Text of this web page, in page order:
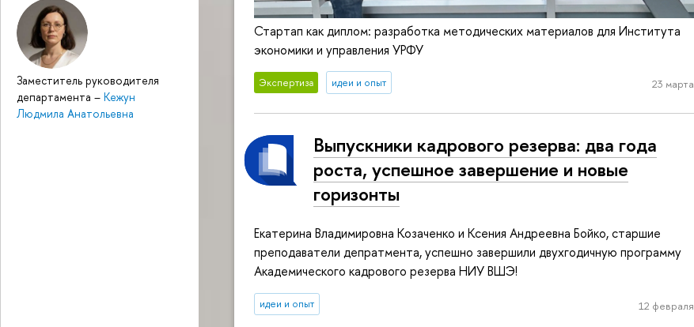
Заместитель руководителя
департамента – Кежун
Людмила Анатольевна
Стартап как диплом: разработка методических материалов для Института
экономики и управления УРФУ
Экспертиза идеи и опыт 23 марта
Выпускники кадрового резерва: два года
роста, успешное завершение и новые
горизонты
Екатерина Владимировна Козаченко и Ксения Андреевна Бойко, старшие
преподаватели депратмента, успешно завершили двухгодичную программу
Академического кадрового резерва НИУ ВШЭ!
идеи и опыт 12 февраля